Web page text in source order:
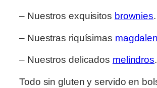
– Nuestros exquisitos brownies.
– Nuestras riquísimas
– Nuestros delicados melindros.
Todo sin gluten y servido en